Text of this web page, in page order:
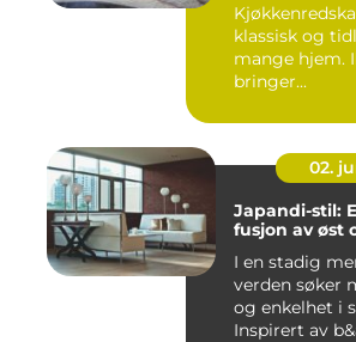
klassisk og
mange hjem.
bringer...
02.
Japandi-stil:
fusjon av øst
I en stadig
verden søker
og enkelhet i
Inspirert av